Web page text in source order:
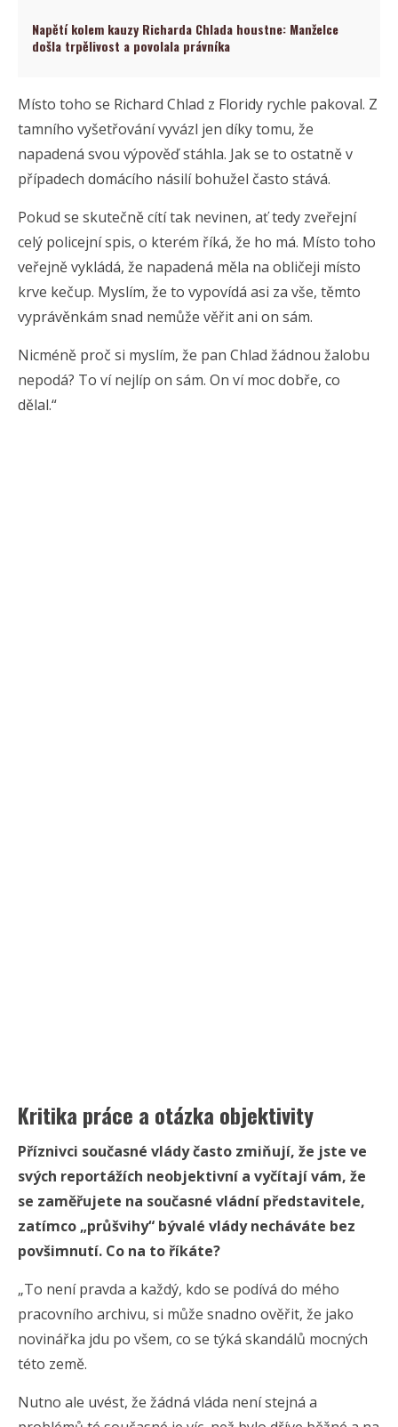
Napětí kolem kauzy Richarda Chlada houstne: Manželce
došla trpělivost a povolala právníka
Místo toho se Richard Chlad z Floridy rychle pakoval. Z
tamního vyšetřování vyvázl jen díky tomu, že
napadená svou výpověď stáhla. Jak se to ostatně v
případech domácího násilí bohužel často stává.
Pokud se skutečně cítí tak nevinen, ať tedy zveřejní
celý policejní spis, o kterém říká, že ho má. Místo toho
veřejně vykládá, že napadená měla na obličeji místo
krve kečup. Myslím, že to vypovídá asi za vše, těmto
vyprávěnkám snad nemůže věřit ani on sám.
Nicméně proč si myslím, že pan Chlad žádnou žalobu
nepodá? To ví nejlíp on sám. On ví moc dobře, co
dělal.“
Kritika práce a otázka objektivity
Příznivci současné vlády často zmiňují, že jste ve
svých reportážích neobjektivní a vyčítají vám, že
se zaměřujete na současné vládní představitele,
zatímco „průšvihy“ bývalé vlády necháváte bez
povšimnutí. Co na to říkáte?
„To není pravda a každý, kdo se podívá do mého
pracovního archivu, si může snadno ověřit, že jako
novinářka jdu po všem, co se týká skandálů mocných
této země.
Nutno ale uvést, že žádná vláda není stejná a